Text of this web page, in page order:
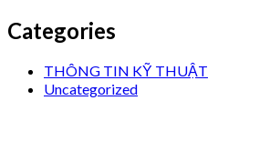
Categories
THÔNG TIN KỸ THUẬT
Uncategorized